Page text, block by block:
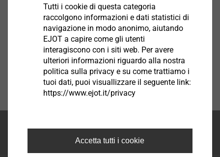
Tutti i cookie di questa categoria
raccolgono informazioni e dati statistici di
navigazione in modo anonimo, aiutando
EJOT a capire come gli utenti
interagiscono con i siti web. Per avere
ulteriori informazioni riguardo alla nostra
politica sulla privacy e su come trattiamo i
tuoi dati, puoi visuallizzare il seguente link:
https://www.ejot.it/privacy
Accetta tutti i cookie